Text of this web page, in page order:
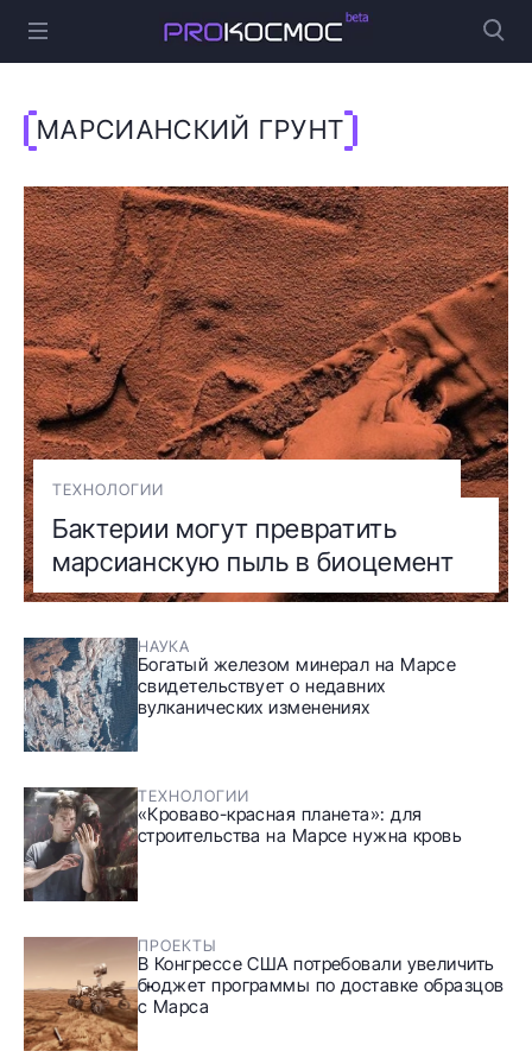
МАРСИАНСКИЙ ГРУНТ
ТЕХНОЛОГИИ
Бактерии могут превратить
марсианскую пыль в биоцемент
НАУКА
Богатый железом минерал на Марсе
свидетельствует о недавних
вулканических изменениях
ТЕХНОЛОГИИ
«Кроваво-красная планета»: для
строительства на Марсе нужна кровь
ПРОЕКТЫ
В Конгрессе США потребовали увеличить
бюджет программы по доставке образцов
с Марса